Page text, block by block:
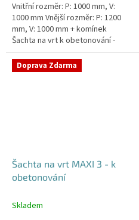
Vnitřní rozměr: P: 1000 mm, V:
1000 mm Vnější rozměr: P: 1200
mm, V: 1000 mm + komínek
Šachta na vrt k obetonování -
vhodná pod parkovací stání,
komunikace nebo do míst...
Doprava Zdarma
Šachta na vrt MAXI 3 - k
obetonování
Skladem